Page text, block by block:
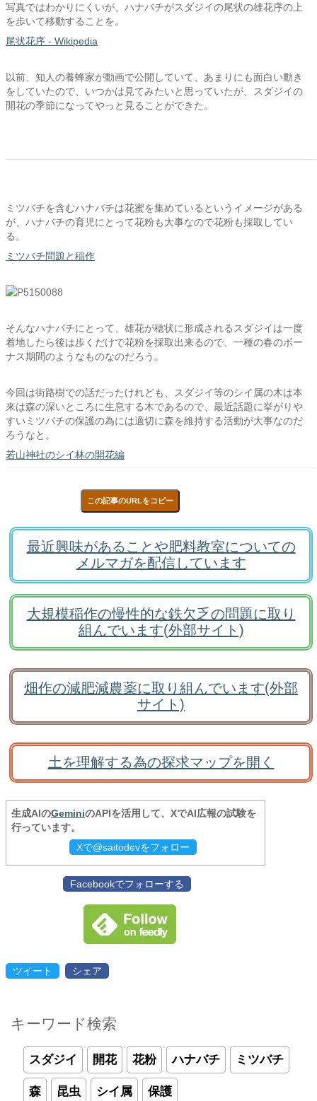
写真ではわかりにくいが、ハナバチがスダジイの尾状の雄花序の上
を歩いて移動することを。
尾状花序 - Wikipedia
以前、知人の養蜂家が動画で公開していて、あまりにも面白い動き
をしていたので、いつかは見てみたいと思っていたが、スダジイの
開花の季節になってやっと見ることができた。
ミツバチを含むハナバチは花蜜を集めているというイメージがある
が、ハナバチの育児にとって花粉も大事なので花粉も採取してい
る。
ミツバチ問題と稲作
そんなハナバチにとって、雄花が穂状に形成されるスダジイは一度
着地したら後は歩くだけで花粉を採取出来るので、一種の春のボー
ナス期間のようなものなのだろう。
今回は街路樹での話だったけれども、スダジイ等のシイ属の木は本
来は森の深いところに生息する木であるので、最近話題に挙がりや
すいミツバチの保護の為には適切に森を維持する活動が大事なのだ
ろうなと。
若山神社のシイ林の開花編
この記事のURLをコピー
最近興味があることや肥料教室についての
メルマガを配信しています
大規模稲作の慢性的な鉄欠乏の問題に取り
組んでいます(外部サイト)
畑作の減肥減農薬に取り組んでいます(外部
サイト)
土を理解する為の探求マップを開く
生成AIのGeminiのAPIを活用して、XでAI広報の試験を
行っています。
Xで@saitodevをフォロー
Facebookでフォローする
ツイート シェア
キーワード検索
スダジイ 開花 花粉 ハナバチ ミツバチ
森 昆虫 シイ属 保護